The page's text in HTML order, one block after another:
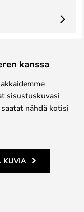
kanssa
sisustuskuvasi
nähdä kotisi
KUVIA